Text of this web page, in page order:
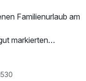
Familienurlaub am
markierten
Heidi-Alm Falkert –
entdecken oder
unternehmen: